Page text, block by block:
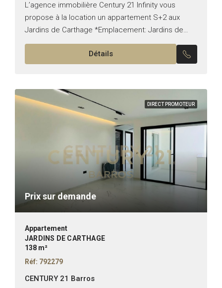
L’agence immobilière Century 21 Infinity vous
propose à la location un appartement S+2 aux
Jardins de Carthage *Emplacement: Jardins de
Carthage *Typologie: S+2 *État: vide Il est
composé de: -Un salon, une...
Détails
DIRECT PROMOTEUR
Prix sur demande
Appartement
JARDINS DE CARTHAGE
138 m²
Réf: 792279
CENTURY 21 Barros